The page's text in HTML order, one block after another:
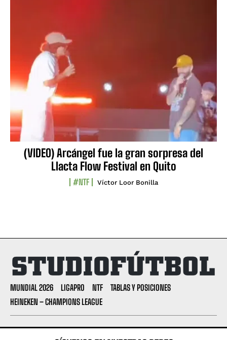
(VIDEO) Arcángel fue la gran sorpresa del
Llacta Flow Festival en Quito
#NTF Víctor Loor Bonilla
MUNDIAL 2026 LIGAPRO NTF
TABLAS Y POSICIONES
HEINEKEN – CHAMPIONS LEAGUE